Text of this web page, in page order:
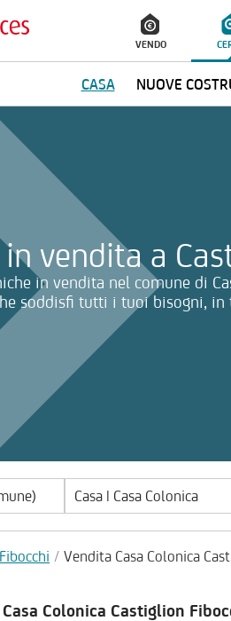
VENDO
CASA NUOVE
in vendita a
in vendita nel comune di
soddisfi tutti i tuoi bisogni,
alla selezione delle informazioni
Casa | Casa Colonica
Vendita Casa Colonica
Colonica Castiglion